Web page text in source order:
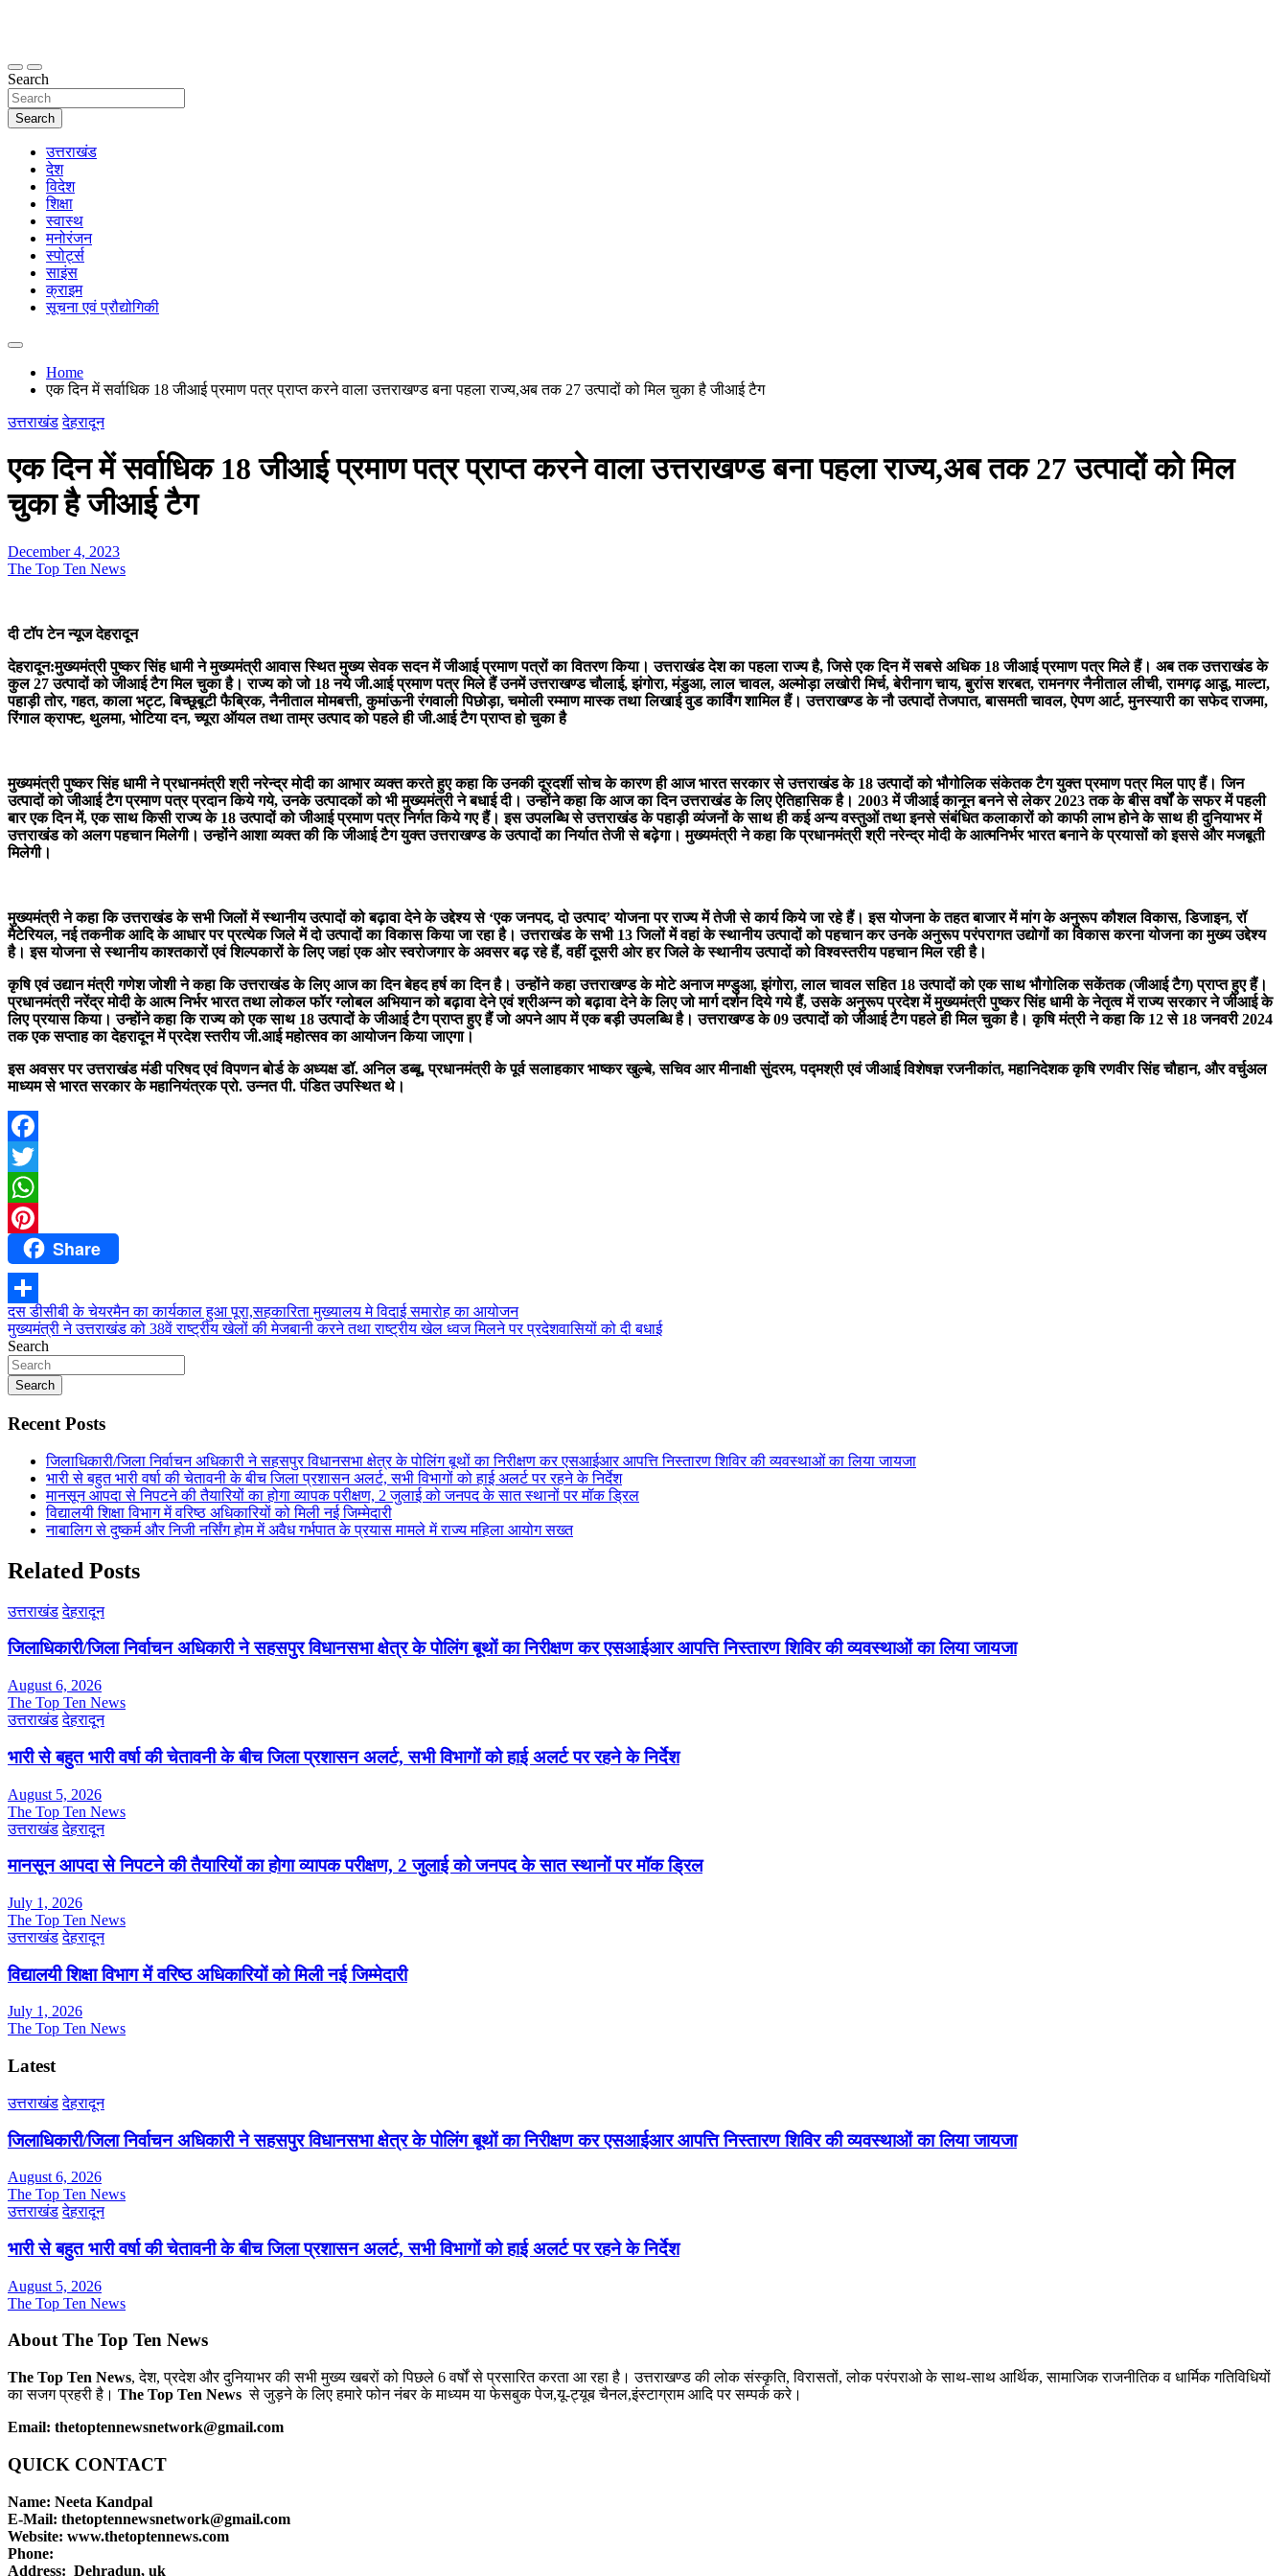
thetoptennews.com
Search
Search
उत्तराखंड
देश
विदेश
शिक्षा
स्वास्थ
मनोरंजन
स्पोर्ट्स
साइंस
क्राइम
सूचना एवं प्रौद्योगिकी
Home
एक दिन में सर्वाधिक 18 जीआई प्रमाण पत्र प्राप्त करने वाला उत्तराखण्ड बना पहला राज्य,अब तक 27 उत्पादों को मिल चुका है जीआई टैग
उत्तराखंड देहरादून
एक दिन में सर्वाधिक 18 जीआई प्रमाण पत्र प्राप्त करने वाला उत्तराखण्ड बना पहला राज्य,अब तक 27 उत्पादों को मिल
चुका है जीआई टैग
December 4, 2023
The Top Ten News
दी टॉप टेन न्यूज देहरादून
देहरादून:मुख्यमंत्री पुष्कर सिंह धामी ने मुख्यमंत्री आवास स्थित मुख्य सेवक सदन में जीआई प्रमाण पत्रों का वितरण किया। उत्तराखंड देश का पहला राज्य है, जिसे एक दिन में सबसे अधिक 18 जीआई प्रमाण पत्र मिले हैं। अब तक उत्तराखंड के
कुल 27 उत्पादों को जीआई टैग मिल चुका है। राज्य को जो 18 नये जी.आई प्रमाण पत्र मिले हैं उनमें उत्तराखण्ड चौलाई, झंगोरा, मंडुआ, लाल चावल, अल्मोड़ा लखोरी मिर्च, बेरीनाग चाय, बुरांस शरबत, रामनगर नैनीताल लीची, रामगढ़ आडू, माल्टा,
पहाड़ी तोर, गहत, काला भट्ट, बिच्छूबूटी फैब्रिक, नैनीताल मोमबत्ती, कुमांऊनी रंगवाली पिछोड़ा, चमोली रम्माण मास्क तथा लिखाई वुड कार्विंग शामिल हैं। उत्तराखण्ड के नौ उत्पादों तेजपात, बासमती चावल, ऐपण आर्ट, मुनस्यारी का सफेद राजमा,
रिंगाल क्राफ्ट, थुलमा, भोटिया दन, च्यूरा ऑयल तथा ताम्र उत्पाद को पहले ही जी.आई टैग प्राप्त हो चुका है
मुख्यमंत्री पुष्कर सिंह धामी ने प्रधानमंत्री श्री नरेन्द्र मोदी का आभार व्यक्त करते हुए कहा कि उनकी दूरदर्शी सोच के कारण ही आज भारत सरकार से उत्तराखंड के 18 उत्पादों को भौगोलिक संकेतक टैग युक्त प्रमाण पत्र मिल पाए हैं। जिन
उत्पादों को जीआई टैग प्रमाण पत्र प्रदान किये गये, उनके उत्पादकों को भी मुख्यमंत्री ने बधाई दी। उन्होंने कहा कि आज का दिन उत्तराखंड के लिए ऐतिहासिक है। 2003 में जीआई कानून बनने से लेकर 2023 तक के बीस वर्षों के सफर में पहली
बार एक दिन में, एक साथ किसी राज्य के 18 उत्पादों को जीआई प्रमाण पत्र निर्गत किये गए हैं। इस उपलब्धि से उत्तराखंड के पहाड़ी व्यंजनों के साथ ही कई अन्य वस्तुओं तथा इनसे संबंधित कलाकारों को काफी लाभ होने के साथ ही दुनियाभर में
उत्तराखंड को अलग पहचान मिलेगी। उन्होंने आशा व्यक्त की कि जीआई टैग युक्त उत्तराखण्ड के उत्पादों का निर्यात तेजी से बढ़ेगा। मुख्यमंत्री ने कहा कि प्रधानमंत्री श्री नरेन्द्र मोदी के आत्मनिर्भर भारत बनाने के प्रयासों को इससे और मजबूती
मिलेगी।
मुख्यमंत्री ने कहा कि उत्तराखंड के सभी जिलों में स्थानीय उत्पादों को बढ़ावा देने के उद्देश्य से ‘एक जनपद, दो उत्पाद’ योजना पर राज्य में तेजी से कार्य किये जा रहे हैं। इस योजना के तहत बाजार में मांग के अनुरूप कौशल विकास, डिजाइन, रॉ
मैटेरियल, नई तकनीक आदि के आधार पर प्रत्येक जिले में दो उत्पादों का विकास किया जा रहा है। उत्तराखंड के सभी 13 जिलों में वहां के स्थानीय उत्पादों को पहचान कर उनके अनुरूप परंपरागत उद्योगों का विकास करना योजना का मुख्य उद्देश्य
है। इस योजना से स्थानीय काश्तकारों एवं शिल्पकारों के लिए जहां एक ओर स्वरोजगार के अवसर बढ़ रहे हैं, वहीं दूसरी ओर हर जिले के स्थानीय उत्पादों को विश्वस्तरीय पहचान मिल रही है।
कृषि एवं उद्यान मंत्री गणेश जोशी ने कहा कि उत्तराखंड के लिए आज का दिन बेहद हर्ष का दिन है। उन्होंने कहा उत्तराखण्ड के मोटे अनाज मण्डुआ, झंगोरा, लाल चावल सहित 18 उत्पादों को एक साथ भौगोलिक सकेंतक (जीआई टैग) प्राप्त हुए हैं।
प्रधानमंत्री नरेंद्र मोदी के आत्म निर्भर भारत तथा लोकल फॉर ग्लोबल अभियान को बढ़ावा देने एवं श्रीअन्न को बढ़ावा देने के लिए जो मार्ग दर्शन दिये गये हैं, उसके अनुरूप प्रदेश में मुख्यमंत्री पुष्कर सिंह धामी के नेतृत्व में राज्य सरकार ने जीआई के
लिए प्रयास किया। उन्होंने कहा कि राज्य को एक साथ 18 उत्पादों के जीआई टैग प्राप्त हुए हैं जो अपने आप में एक बड़ी उपलब्धि है। उत्तराखण्ड के 09 उत्पादों को जीआई टैग पहले ही मिल चुका है। कृषि मंत्री ने कहा कि 12 से 18 जनवरी 2024
तक एक सप्ताह का देहरादून में प्रदेश स्तरीय जी.आई महोत्सव का आयोजन किया जाएगा।
इस अवसर पर उत्तराखंड मंडी परिषद एवं विपणन बोर्ड के अध्यक्ष डॉ. अनिल डब्बू, प्रधानमंत्री के पूर्व सलाहकार भाष्कर खुल्बे, सचिव आर मीनाक्षी सुंदरम, पद्मश्री एवं जीआई विशेषज्ञ रजनीकांत, महानिदेशक कृषि रणवीर सिंह चौहान, और वर्चुअल
माध्यम से भारत सरकार के महानियंत्रक प्रो. उन्नत पी. पंडित उपस्थित थे।
Facebook
Twitter
WhatsApp
PinterestShare
Share
Post
navigation
दस डीसीबी के चेयरमैन का कार्यकाल हुआ पूरा,सहकारिता मुख्यालय मे विदाई समारोह का आयोजन
मुख्यमंत्री ने उत्तराखंड को 38वें राष्ट्रीय खेलों की मेजबानी करने तथा राष्ट्रीय खेल ध्वज मिलने पर प्रदेशवासियों को दी बधाई
Search
Search
Recent Posts
जिलाधिकारी/जिला निर्वाचन अधिकारी ने सहसपुर विधानसभा क्षेत्र के पोलिंग बूथों का निरीक्षण कर एसआईआर आपत्ति निस्तारण शिविर की व्यवस्थाओं का लिया जायजा
भारी से बहुत भारी वर्षा की चेतावनी के बीच जिला प्रशासन अलर्ट, सभी विभागों को हाई अलर्ट पर रहने के निर्देश
मानसून आपदा से निपटने की तैयारियों का होगा व्यापक परीक्षण, 2 जुलाई को जनपद के सात स्थानों पर मॉक ड्रिल
विद्यालयी शिक्षा विभाग में वरिष्ठ अधिकारियों को मिली नई जिम्मेदारी
नाबालिग से दुष्कर्म और निजी नर्सिंग होम में अवैध गर्भपात के प्रयास मामले में राज्य महिला आयोग सख्त
Related Posts
उत्तराखंड देहरादून
जिलाधिकारी/जिला निर्वाचन अधिकारी ने सहसपुर विधानसभा क्षेत्र के पोलिंग बूथों का निरीक्षण कर एसआईआर आपत्ति निस्तारण शिविर की व्यवस्थाओं का लिया जायजा
August 6, 2026
The Top Ten News
उत्तराखंड देहरादून
भारी से बहुत भारी वर्षा की चेतावनी के बीच जिला प्रशासन अलर्ट, सभी विभागों को हाई अलर्ट पर रहने के निर्देश
August 5, 2026
The Top Ten News
उत्तराखंड देहरादून
मानसून आपदा से निपटने की तैयारियों का होगा व्यापक परीक्षण, 2 जुलाई को जनपद के सात स्थानों पर मॉक ड्रिल
July 1, 2026
The Top Ten News
उत्तराखंड देहरादून
विद्यालयी शिक्षा विभाग में वरिष्ठ अधिकारियों को मिली नई जिम्मेदारी
July 1, 2026
The Top Ten News
Latest
उत्तराखंड देहरादून
जिलाधिकारी/जिला निर्वाचन अधिकारी ने सहसपुर विधानसभा क्षेत्र के पोलिंग बूथों का निरीक्षण कर एसआईआर आपत्ति निस्तारण शिविर की व्यवस्थाओं का लिया जायजा
August 6, 2026
The Top Ten News
उत्तराखंड देहरादून
भारी से बहुत भारी वर्षा की चेतावनी के बीच जिला प्रशासन अलर्ट, सभी विभागों को हाई अलर्ट पर रहने के निर्देश
August 5, 2026
The Top Ten News
About The Top Ten News
The Top Ten News, देश, प्रदेश और दुनियाभर की सभी मुख्य खबरों को पिछले 6 वर्षों से प्रसारित करता आ रहा है। उत्तराखण्ड की लोक संस्कृति, विरासतों, लोक परंपराओ के साथ-साथ आर्थिक, सामाजिक राजनीतिक व धार्मिक गतिविधियों
का सजग प्रहरी है। The Top Ten News से जुड़ने के लिए हमारे फोन नंबर के माध्यम या फेसबुक पेज,यू-ट्यूब चैनल,इंस्टाग्राम आदि पर सम्पर्क करे।
Email: thetoptennewsnetwork@gmail.com
QUICK CONTACT
Name: Neeta Kandpal
E-Mail: thetoptennewsnetwork@gmail.com
Website: www.thetoptennews.com
Phone:
Address: Dehradun, uk